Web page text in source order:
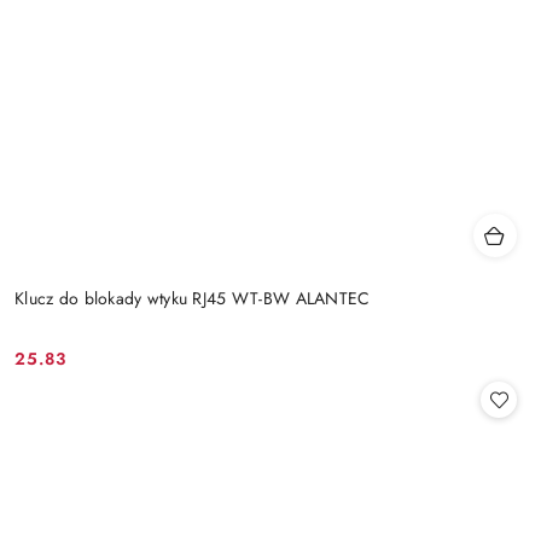
Klucz do blokady wtyku RJ45 WT-BW ALANTEC
Cena:
25.83